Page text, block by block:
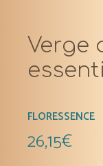
Verge
FLORESSENCE
26,15€